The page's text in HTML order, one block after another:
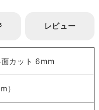
レビュー
カット 6mm
）